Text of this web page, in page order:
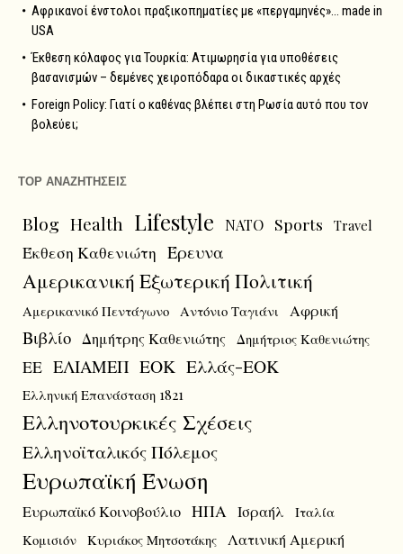
Αφρικανοί ένστολοι πραξικοπηματίες με «περγαμηνές»… made in
USA
Έκθεση κόλαφος για Τουρκία: Ατιμωρησία για υποθέσεις
βασανισμών – δεμένες χειροπόδαρα οι δικαστικές αρχές
Foreign Policy: Γιατί ο καθένας βλέπει στη Ρωσία αυτό που τον
βολεύει;
TOP ΑΝΑΖΗΤΗΣΕΙΣ
Blog Health Lifestyle NATO Sports Travel
Έκθεση Καθενιώτη Έρευνα
Αμερικανική Εξωτερική Πολιτική
Αμερικανικό Πεντάγωνο Αντόνιο Ταγιάνι Αφρική
Βιβλίο Δημήτρης Καθενιώτης Δημήτριος Καθενιώτης
ΕΕ ΕΛΙΑΜΕΠ ΕΟΚ Ελλάς-ΕΟΚ
Ελληνική Επανάσταση 1821
Ελληνοτουρκικές Σχέσεις
Ελληνοϊταλικός Πόλεμος
Ευρωπαϊκή Ένωση
Ευρωπαϊκό Κοινοβούλιο ΗΠΑ Ισραήλ
Ιταλία
Κομισιόν Κυριάκος Μητσοτάκης Λατινική Αμερική